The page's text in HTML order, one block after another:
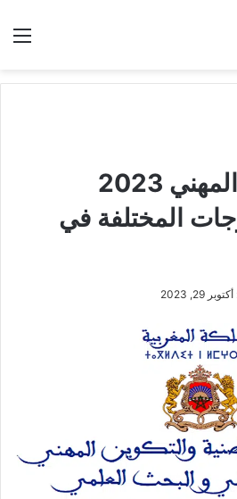
نتائج الامتحان المهني 2023
المختلفة في
29, 2023